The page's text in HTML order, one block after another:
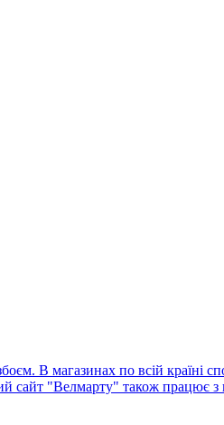
В магазинах по всій країні
сайт "Велмарту" також працює